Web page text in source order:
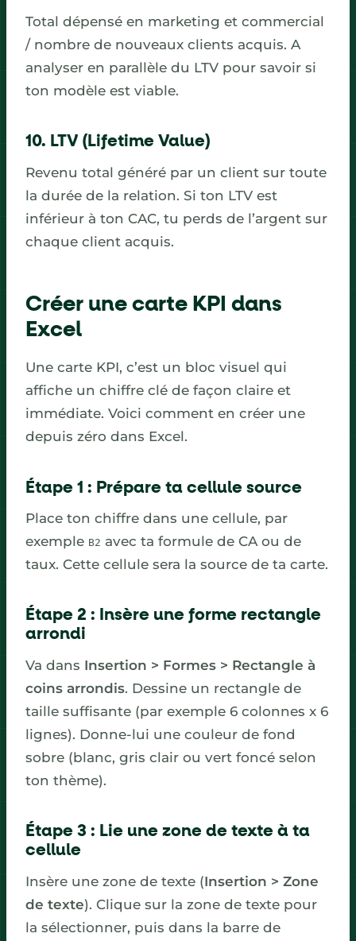
Total dépensé en marketing et commercial
/ nombre de nouveaux clients acquis. A
analyser en parallèle du LTV pour savoir si
ton modèle est viable.
10. LTV (Lifetime Value)
Revenu total généré par un client sur toute
la durée de la relation. Si ton LTV est
inférieur à ton CAC, tu perds de l’argent sur
chaque client acquis.
Créer une carte KPI dans
Excel
Une carte KPI, c’est un bloc visuel qui
affiche un chiffre clé de façon claire et
immédiate. Voici comment en créer une
depuis zéro dans Excel.
Étape 1 : Prépare ta cellule source
Place ton chiffre dans une cellule, par
exemple B2 avec ta formule de CA ou de
taux. Cette cellule sera la source de ta carte.
Étape 2 : Insère une forme rectangle
arrondi
Va dans Insertion > Formes > Rectangle à
coins arrondis. Dessine un rectangle de
taille suffisante (par exemple 6 colonnes x 6
lignes). Donne-lui une couleur de fond
sobre (blanc, gris clair ou vert foncé selon
ton thème).
Étape 3 : Lie une zone de texte à ta
cellule
Insère une zone de texte (Insertion > Zone
de texte). Clique sur la zone de texte pour
la sélectionner, puis dans la barre de